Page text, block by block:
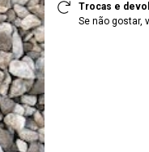
Trocas e
Se não gostar,